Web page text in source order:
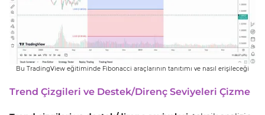
Bu TradingView eğitiminde Fibonacci araçlarının tanıtımı ve nasıl erişileceği
Trend Çizgileri ve Destek/Direnç Seviyeleri Çizme